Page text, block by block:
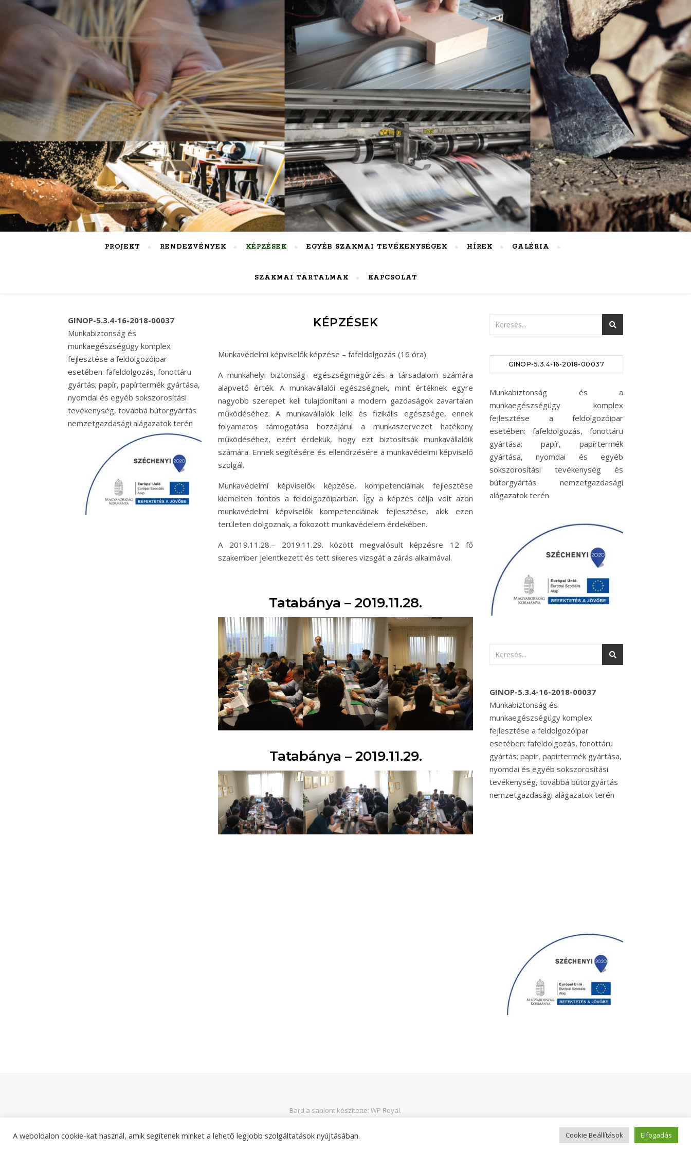
PROJEKT RENDEZVÉNYEK KÉPZÉSEK EGYÉB SZAKMAI TEVÉKENYSÉGEK HÍREK GALÉRIA
SZAKMAI TARTALMAK KAPCSOLAT
GINOP-5.3.4-16-2018-00037
Munkabiztonság és
munkaegészségügy komplex
fejlesztése a feldolgozóipar
esetében: fafeldolgozás, fonottáru
gyártás; papír, papírtermék gyártása,
nyomdai és egyéb sokszorosítási
tevékenység, továbbá bútorgyártás
nemzetgazdasági alágazatok terén
KÉPZÉSEK
Munkavédelmi képviselők képzése – fafeldolgozás (16 óra)
A munkahelyi biztonság- egészségmegőrzés a társadalom számára
alapvető érték. A munkavállalói egészségnek, mint értéknek egyre
nagyobb szerepet kell tulajdonítani a modern gazdaságok zavartalan
működéséhez. A munkavállalók lelki és fizikális egészsége, ennek
folyamatos támogatása hozzájárul a munkaszervezet hatékony
működéséhez, ezért érdekük, hogy ezt biztosítsák munkavállalóik
számára. Ennek segítésére és ellenőrzésére a munkavédelmi képviselő
szolgál.
Munkavédelmi képviselők képzése, kompetenciáinak fejlesztése
kiemelten fontos a feldolgozóiparban. Így a képzés célja volt azon
munkavédelmi képviselők kompetenciáinak fejlesztése, akik ezen
területen dolgoznak, a fokozott munkavédelem érdekében.
A 2019.11.28.– 2019.11.29. között megvalósult képzésre 12 fő
szakember jelentkezett és tett sikeres vizsgát a zárás alkalmával.
Tatabánya – 2019.11.28.
Tatabánya – 2019.11.29.
GINOP-5.3.4-16-2018-00037
Munkabiztonság és a
munkaegészségügy komplex
fejlesztése a feldolgozóipar
esetében: fafeldolgozás, fonottáru
gyártása; papír, papírtermék
gyártása, nyomdai és egyéb
sokszorosítási tevékenység és
bútorgyártás nemzetgazdasági
alágazatok terén
GINOP-5.3.4-16-2018-00037
Munkabiztonság és
munkaegészségügy komplex
fejlesztése a feldolgozóipar
esetében: fafeldolgozás, fonottáru
gyártás; papír, papírtermék gyártása,
nyomdai és egyéb sokszorosítási
tevékenység, továbbá bútorgyártás
nemzetgazdasági alágazatok terén
Bard a sablont készítette: WP Royal.
A weboldalon cookie-kat használ, amik segítenek minket a lehető legjobb szolgáltatások nyújtásában. Cookie Beállítások Elfogadás